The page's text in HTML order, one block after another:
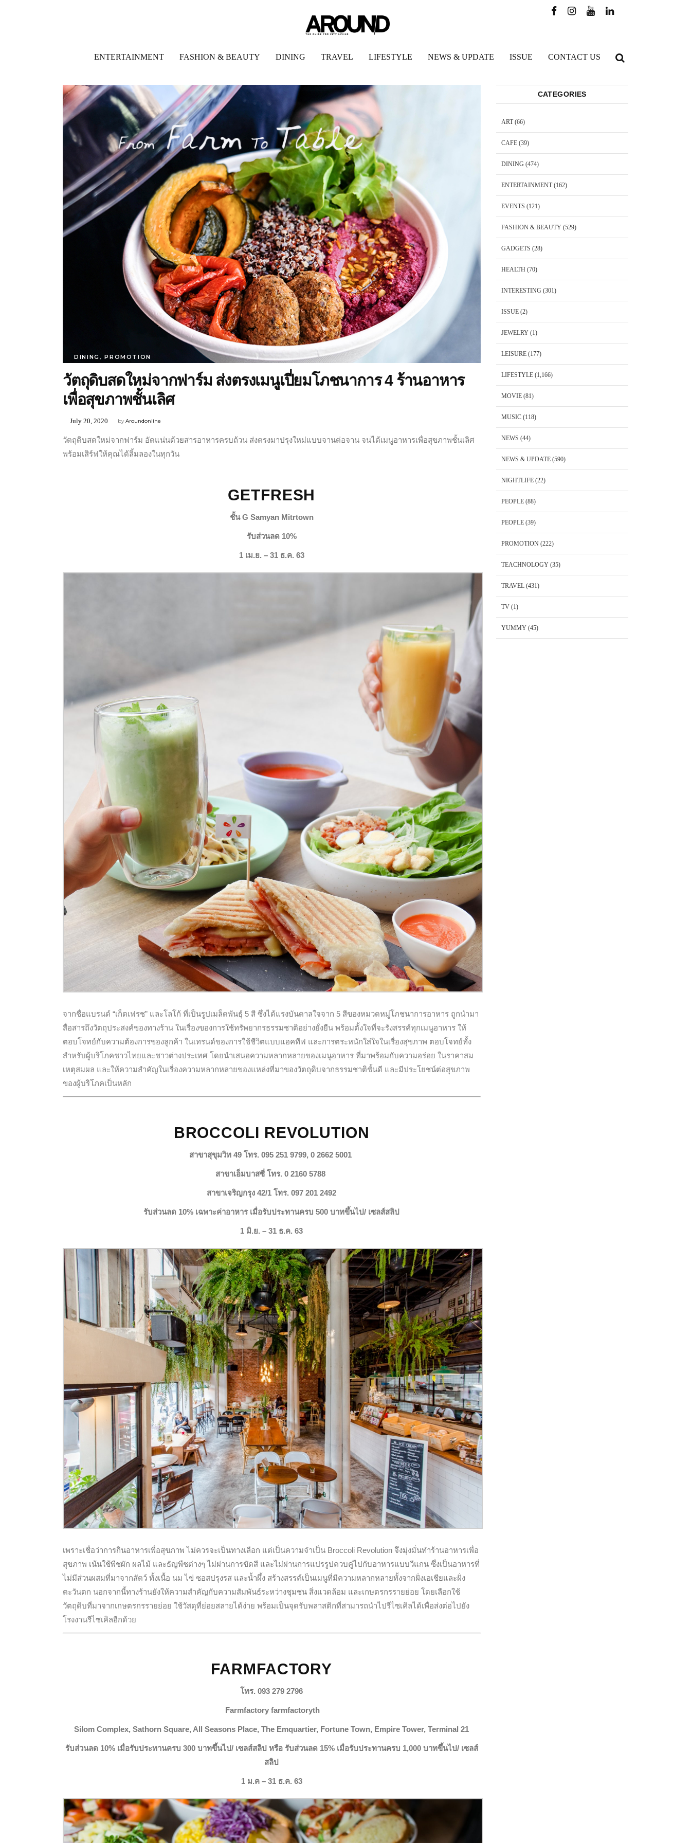
ENTERTAINMENT FASHION & BEAUTY DINING TRAVEL LIFESTYLE NEWS & UPDATE ISSUE CONTACT US
DINING,PROMOTION
วัตถุดิบสดใหม่จากฟาร์ม ส่งตรงเมนูเปี่ยมโภชนาการ 4 ร้านอาหาร
เพื่อสุขภาพชั้นเลิศ
byAroundonline
July 20, 2020
วัตถุดิบสดใหม่จากฟาร์ม อัดแน่นด้วยสารอาหารครบถ้วน ส่งตรงมาปรุงใหม่แบบจานต่อจาน จนได้เมนูอาหารเพื่อสุขภาพชั้นเลิศ
พร้อมเสิร์ฟให้คุณได้ลิ้มลองในทุกวัน
GETFRESH
ชั้น G Samyan Mitrtown
รับส่วนลด 10%
1 เม.ย. – 31 ธ.ค. 63
จากชื่อแบรนด์ “เก็ตเฟรช” และโลโก้ ที่เป็นรูปเมล็ดพันธุ์ 5 สี ซึ่งได้แรงบันดาลใจจาก 5 สีของหมวดหมู่โภชนาการอาหาร ถูกนำมา
สื่อสารถึงวัตถุประสงค์ของทางร้าน ในเรื่องของการใช้ทรัพยากรธรรมชาติอย่างยั่งยืน พร้อมตั้งใจที่จะรังสรรค์ทุกเมนูอาหาร ให้
ตอบโจทย์กับความต้องการของลูกค้า ในเทรนด์ของการใช้ชีวิตแบบแอคทีฟ และการตระหนักใส่ใจในเรื่องสุขภาพ ตอบโจทย์ทั้ง
สำหรับผู้บริโภคชาวไทยและชาวต่างประเทศ โดยนำเสนอความหลากหลายของเมนูอาหาร ที่มาพร้อมกับความอร่อย ในราคาสม
เหตุสมผล และให้ความสำคัญในเรื่องความหลากหลายของแหล่งที่มาของวัตถุดิบจากธรรมชาติชั้นดี และมีประโยชน์ต่อสุขภาพ
ของผู้บริโภคเป็นหลัก
BROCCOLI REVOLUTION
สาขาสุขุมวิท 49 โทร. 095 251 9799, 0 2662 5001
สาขาเอ็มบาสซี่ โทร. 0 2160 5788
สาขาเจริญกรุง 42/1 โทร. 097 201 2492
รับส่วนลด 10% เฉพาะค่าอาหาร เมื่อรับประทานครบ 500 บาทขึ้นไป/ เซลส์สลิป
1 มิ.ย. – 31 ธ.ค. 63
เพราะเชื่อว่าการกินอาหารเพื่อสุขภาพ ไม่ควรจะเป็นทางเลือก แต่เป็นความจำเป็น Broccoli Revolution จึงมุ่งมั่นทำร้านอาหารเพื่อ
สุขภาพ เน้นใช้พืชผัก ผลไม้ และธัญพืชต่างๆ ไม่ผ่านการขัดสี และไม่ผ่านการแปรรูปควบคู่ไปกับอาหารแบบวีแกน ซึ่งเป็นอาหารที่
ไม่มีส่วนผสมที่มาจากสัตว์ ทั้งเนื้อ นม ไข่ ซอสปรุงรส และน้ำผึ้ง สร้างสรรค์เป็นเมนูที่มีความหลากหลายทั้งจากฝั่งเอเชียและฝั่ง
ตะวันตก นอกจากนี้ทางร้านยังให้ความสำคัญกับความสัมพันธ์ระหว่างชุมชน สิ่งแวดล้อม และเกษตรกรรายย่อย โดยเลือกใช้
วัตถุดิบที่มาจากเกษตรกรรายย่อย ใช้วัสดุที่ย่อยสลายได้ง่าย พร้อมเป็นจุดรับพลาสติกที่สามารถนำไปรีไซเคิลได้เพื่อส่งต่อไปยัง
โรงงานรีไซเคิลอีกด้วย
FARMFACTORY
โทร. 093 279 2796
Farmfactory farmfactoryth
Silom Complex, Sathorn Square, All Seasons Place, The Emquartier, Fortune Town, Empire Tower, Terminal 21
รับส่วนลด 10% เมื่อรับประทานครบ 300 บาทขึ้นไป/ เซลส์สลิป หรือ รับส่วนลด 15% เมื่อรับประทานครบ 1,000 บาทขึ้นไป/ เซลส์
สลิป
1 ม.ค – 31 ธ.ค. 63
CATEGORIES
ART(66)
CAFE(39)
DINING (474)
ENTERTAINMENT(162)
EVENTS (121)
FASHION & BEAUTY(529)
GADGETS (28)
HEALTH (70)
INTERESTING (301)
ISSUE(2)
JEWELRY(1)
LEISURE(177)
LIFESTYLE(1,166)
MOVIE(81)
MUSIC(118)
NEWS (44)
NEWS & UPDATE(590)
NIGHTLIFE(22)
PEOPLE(88)
PEOPLE(39)
PROMOTION(222)
TEACHNOLOGY(35)
TRAVEL(431)
TV(1)
YUMMY(45)